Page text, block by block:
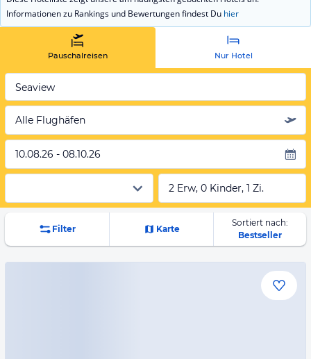
Informationen zu Rankings und Bewertungen findest Du hier
Pauschalreisen Nur Hotel
Seaview
Alle Flughäfen
10.08.26 - 08.10.26
2 Erw, 0 Kinder, 1 Zi.
Filter Karte
Sortiert nach:
Bestseller